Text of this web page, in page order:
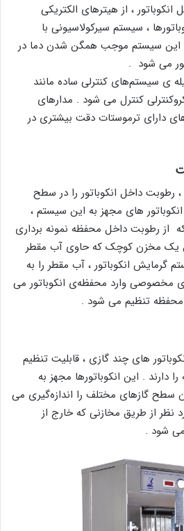
، از هیترهای الکتریکی
، سیستم سیرکولاسیونی با
. این سیستم موجب همگن شدن دما در
می شود .
ی سیستم‌های کنترلی ساده مانند
کنترل می شود . مدارهای
دارای ترموستات دقت بیشتری در
رطوبت داخل انکوباتور را در سطح
های مجهز به این سیستم ،
از رطوبت داخل محفظه نمونه‌ برداری
یک مخزن کوچک که حاوی آب مقطر
انکوباتور ، آب مقطر را به
مخصوصی وارد محفظه‌ی انکوباتور می
تنظیم می شود .
های چند گازی ، قابلیت تنظیم
دارند . این انکوباتورها مجهز به
سطح گازهای مختلف را اندازه‌گیری می
نظر از طریق مخازنی که خارج از
می شود .